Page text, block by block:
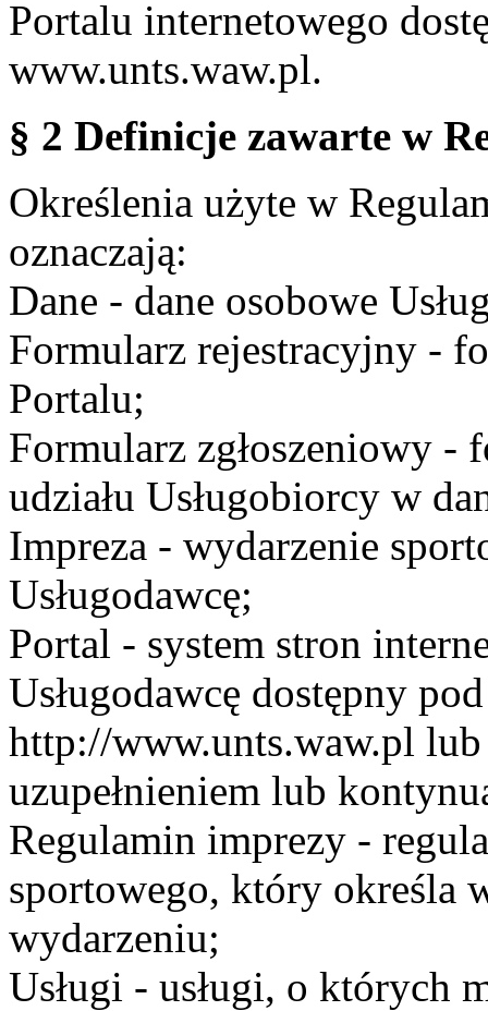
Portalu internetowego
www.unts.waw.pl.
§ 2 Definicje zawarte w
Określenia użyte w
oznaczają:
Dane - dane osobowe
Formularz rejestracyjny -
Portalu;
Formularz zgłoszeniowy -
udziału Usługobiorcy w
Impreza - wydarzenie
Usługodawcę;
Portal - system stron
Usługodawcę dostępny
http://www.unts.waw.pl lub
uzupełnieniem lub
Regulamin imprezy -
sportowego, który określa
wydarzeniu;
Usługi - usługi, o których